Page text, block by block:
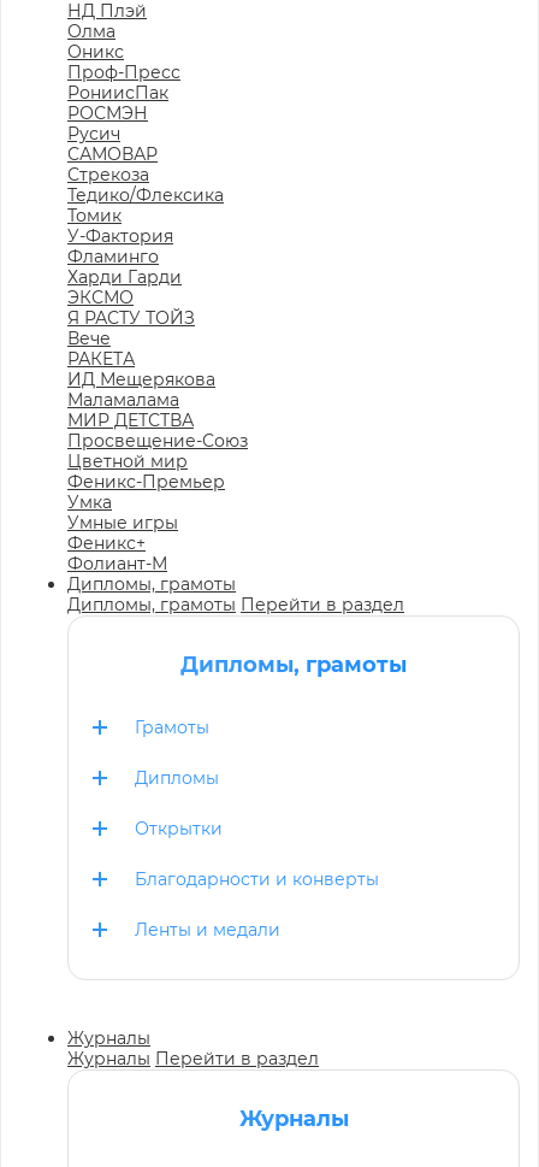
НД Плэй
Олма
Оникс
Проф-Пресс
РониисПак
РОСМЭН
Русич
САМОВАР
Стрекоза
Тедико/Флексика
Томик
У-Фактория
Фламинго
Харди Гарди
ЭКСМО
Я РАСТУ ТОЙЗ
Вече
РАКЕТА
ИД Мещерякова
Маламалама
МИР ДЕТСТВА
Просвещение-Союз
Цветной мир
Феникс-Премьер
Умка
Умные игры
Феникс+
Фолиант-М
Дипломы, грамоты
Дипломы, грамоты Перейти в раздел
Дипломы, грамоты
Грамоты
Дипломы
Открытки
Благодарности и конверты
Ленты и медали
Журналы
Журналы Перейти в раздел
Журналы